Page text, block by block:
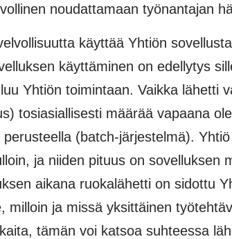
noudattamaan työnantajan
käyttää Yhtiön
käyttäminen on edellytys
Yhtiön toimintaan. Vaikka lähetti
tosiasiallisesti määrää vapaana
(batch-järjestelmä).
ja niiden pituus on sovelluksen
aikana ruokalähetti on sidottu
milloin ja missä yksittäinen
tämän voi katsoa suhteessa